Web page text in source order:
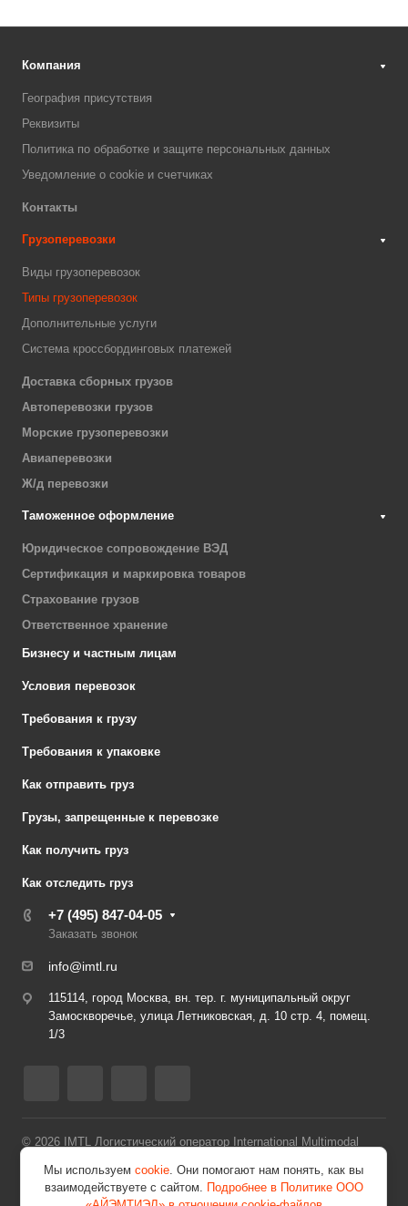
Компания
География присутствия
Реквизиты
Политика по обработке и защите персональных данных
Уведомление о cookie и счетчиках
Контакты
Грузоперевозки
Виды грузоперевозок
Типы грузоперевозок
Дополнительные услуги
Система кроссбординговых платежей
Доставка сборных грузов
Автоперевозки грузов
Морские грузоперевозки
Авиаперевозки
Ж/д перевозки
Таможенное оформление
Юридическое сопровождение ВЭД
Сертификация и маркировка товаров
Страхование грузов
Ответственное хранение
Бизнесу и частным лицам
Условия перевозок
Требования к грузу
Требования к упаковке
Как отправить груз
Грузы, запрещенные к перевозке
Как получить груз
Как отследить груз
+7 (495) 847-04-05
Заказать звонок
info@imtl.ru
115114, город Москва, вн. тер. г. муниципальный округ
Замоскворечье, улица Летниковская, д. 10 стр. 4, помещ.
1/3
© 2026 IMTL Логистический оператор International Multimodal
Политика по обработке и защите персональных данных
Мы используемcookie. Они помогают нам понять, как вы
взаимодействуете с сайтом. Подробнее в Политике ООО